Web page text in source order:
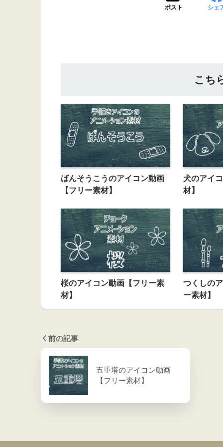
ポスト シェ
こち
ばんそうこうのアイコン動画
【フリー素材】
犬のアイ
材】
桜のアイコン動画【フリー素
材】
つくしの
ー素材】
前の記事
五重塔のアイコン動画
【フリー素材】